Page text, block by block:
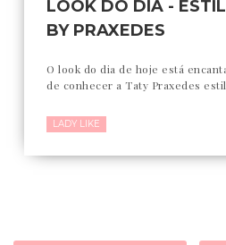
LOOK DO DIA -
BY PRAXEDES
O look do dia de hoje está
de conhecer a Taty Praxedes
LADY LIKE